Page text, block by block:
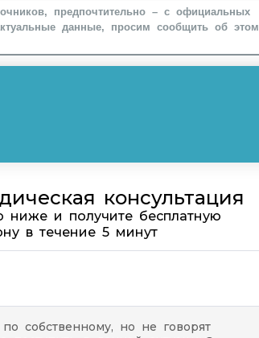
предпочтительно – с официальных
данные, просим сообщить об этом